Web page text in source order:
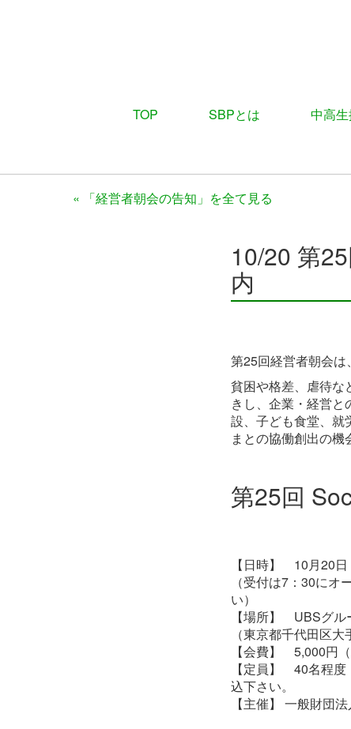
TOP SBPとは 中高
« 「経営者朝会の告知」を全て見る
10/20 第
内
第25回経営者朝会は
貧困や格差、虐待な
きし、企業・経営
設、子ども食堂、就
まとの協働創出の機
第25回
【日時】 10月20
（受付は7：30に
い）
【場所】 UBSグル
（東京都千代田区
【会費】 5,000円
【定員】 40名程
込下さい。
【主催】 一般財団